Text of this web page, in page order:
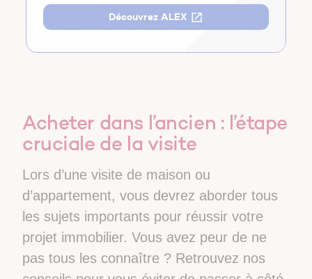
Découvrez ALEX
Acheter dans l’ancien : l’étape
cruciale de la visite
Lors d’une visite de maison ou
d’appartement, vous devrez aborder tous
les sujets importants pour réussir votre
projet immobilier. Vous avez peur de ne
pas tous les connaître ? Retrouvez nos